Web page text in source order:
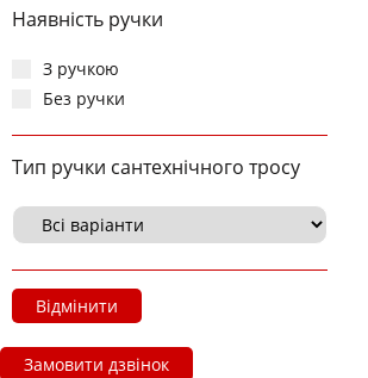
Наявність ручки
З ручкою
Без ручки
Тип ручки сантехнічного тросу
Відмінити
Замовити дзвінок